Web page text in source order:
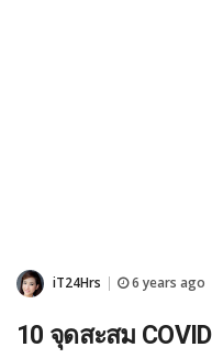
iT24Hrs 6 years ago
10 จุดสะสม